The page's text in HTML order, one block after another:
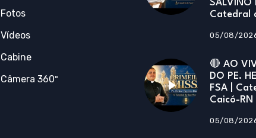
Fotos
Vídeos
Cabine
Câmera 360º
SALVINO
Catedral
05/08/
🔴 AO
DO PE.
FSA |
Caicó-RN
05/08/